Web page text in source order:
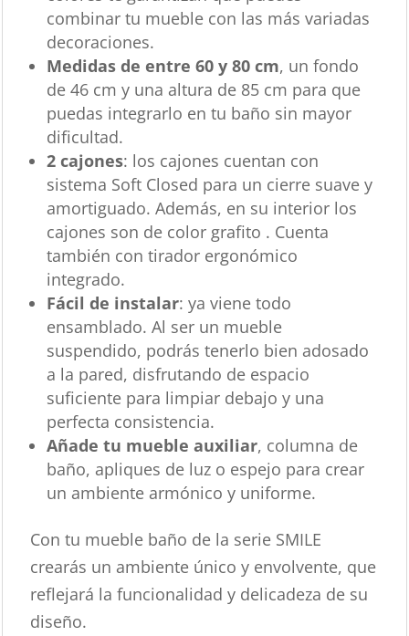
combinar tu mueble con las más variadas
decoraciones.
Medidas de entre 60 y 80 cm, un fondo
de 46 cm y una altura de 85 cm para que
puedas integrarlo en tu baño sin mayor
dificultad.
2 cajones: los cajones cuentan con
sistema Soft Closed para un cierre suave y
amortiguado. Además, en su interior los
cajones son de color grafito . Cuenta
también con tirador ergonómico
integrado.
Fácil de instalar: ya viene todo
ensamblado. Al ser un mueble
suspendido, podrás tenerlo bien adosado
a la pared, disfrutando de espacio
suficiente para limpiar debajo y una
perfecta consistencia.
Añade tu mueble auxiliar, columna de
baño, apliques de luz o espejo para crear
un ambiente armónico y uniforme.
Con tu mueble baño de la serie SMILE
crearás un ambiente único y envolvente, que
reflejará la funcionalidad y delicadeza de su
diseño.